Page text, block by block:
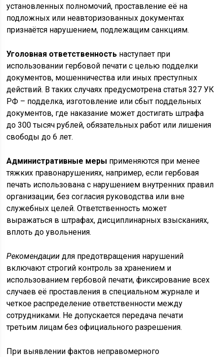
установленных полномочий, проставление её на
подложных или неавторизованных документах
признаётся нарушением, подлежащим санкциям.
Уголовная ответственность наступает при
использовании гербовой печати с целью подделки
документов, мошенничества или иных преступных
действий. В таких случаях предусмотрена статья 327 УК
РФ – подделка, изготовление или сбыт поддельных
документов, где наказание может достигать штрафа
до 300 тысяч рублей, обязательных работ или лишения
свободы до 6 лет.
Административные меры применяются при менее
тяжких правонарушениях, например, если гербовая
печать использована с нарушением внутренних правил
организации, без согласия руководства или вне
служебных целей. Ответственность может
выражаться в штрафах, дисциплинарных взысканиях,
вплоть до увольнения.
Рекомендации для предотвращения нарушений
включают строгий контроль за хранением и
использованием гербовой печати, фиксирование всех
случаев её проставления в специальном журнале и
четкое распределение ответственности между
сотрудниками. Не допускается передача печати
третьим лицам без официального разрешения.
При выявлении фактов неправомерного